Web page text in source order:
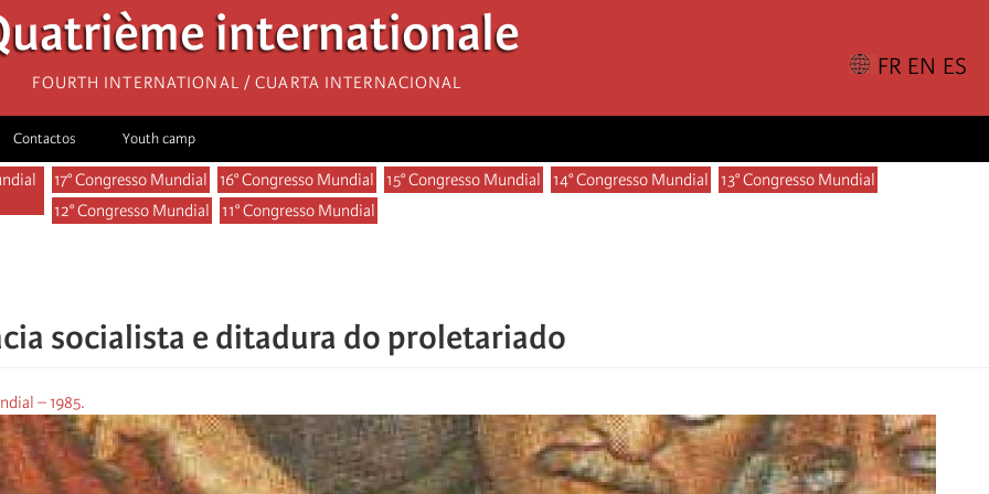
internationale
Fourth International / Cuarta Internacional
Contactos Youth camp
17° Congresso Mundial 16° Congresso Mundial 15° Congresso Mundial 14° Congresso Mundial
13° Congresso Mundial
12° Congresso Mundial
11° Congresso Mundial
socialista e ditadura do proletariado
– 1985.